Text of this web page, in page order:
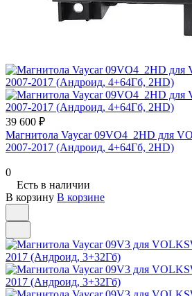
39 600 ₽
Магнитола Vaycar 09VO4_2HD для
2007-2017 (Андроид, 4+64Гб, 2HD)
0
Есть в наличии
В корзину В корзине